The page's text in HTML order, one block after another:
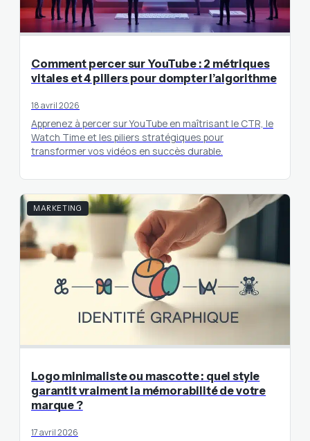
Comment percer sur YouTube : 2 métriques
vitales et 4 piliers pour dompter l’algorithme
18 avril 2026
Apprenez à percer sur YouTube en maîtrisant le CTR, le
Watch Time et les piliers stratégiques pour
transformer vos vidéos en succès durable.
MARKETING
Logo minimaliste ou mascotte : quel style
garantit vraiment la mémorabilité de votre
marque ?
17 avril 2026